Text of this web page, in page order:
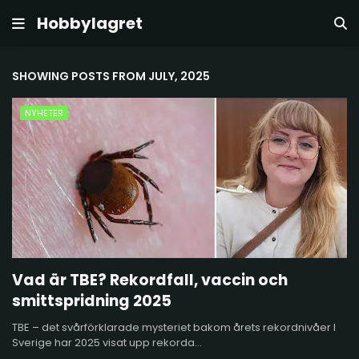
Hobbylagret
SHOWING POSTS FROM JULY, 2025
NYHETER
Vad är TBE? Rekordfall, vaccin och
smittspridning 2025
TBE – det svårförklarade mysteriet bakom årets rekordnivåer I
Sverige har 2025 visat upp rekorda…